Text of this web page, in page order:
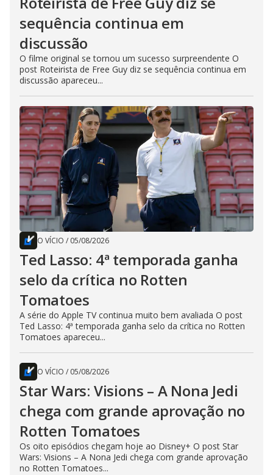
sequência continua em
discussão
O filme original se tornou um sucesso surpreendente O
post Roteirista de Free Guy diz se sequência continua em
discussão apareceu...
O VÍCIO / 05/08/2026
Ted Lasso: 4ª temporada ganha
selo da crítica no Rotten
Tomatoes
A série do Apple TV continua muito bem avaliada O post
Ted Lasso: 4ª temporada ganha selo da crítica no Rotten
Tomatoes apareceu...
O VÍCIO / 05/08/2026
Star Wars: Visions – A Nona Jedi
chega com grande aprovação no
Rotten Tomatoes
Os oito episódios chegam hoje ao Disney+ O post Star
Wars: Visions – A Nona Jedi chega com grande aprovação
no Rotten Tomatoes...